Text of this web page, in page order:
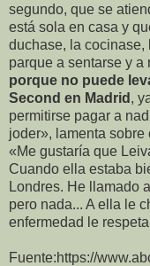
segundo, que se
está sola en casa y
duchase, la cocinase,
parque a sentarse y a
porque no puede
Second en Madrid ,
permitirse pagar a
joder», lamenta
«Me gustaría que
Cuando ella estaba
Londres. He llamado
pero nada... A ella le
enfermedad le
Fuente:https://